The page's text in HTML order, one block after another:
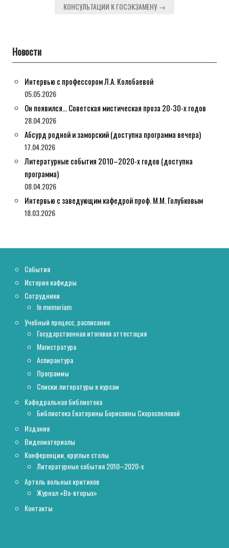
КОНСУЛЬТАЦИИ К ГОСЭКЗАМЕНУ →
Новости
Интервью с профессором Л.А. Колобаевой
05.05.2026
Он появился… Советская мистическая проза 20-30-х годов
28.04.2026
Абсурд родной и заморский (доступна программа вечера)
17.04.2026
Литературные события 2010–2020-х годов (доступна
программа)
08.04.2026
Интервью с заведующим кафедрой проф. М.М. Голубковым
18.03.2026
События
История кафедры
Сотрудники
In memoriam
Учебный процесс, расписание
Государственная итоговая аттестация
Магистратура
Аспирантура
Программы
Списки литературы к курсам
Кафедральная библиотека
Библиотека Екатерины Борисовны Скороспеловой
Издания
Видеоматериалы
Конференции, круглые столы
Литературные события 2010–2020-х
Артель вольных критиков
Журнал «Во-вторых»
Контакты